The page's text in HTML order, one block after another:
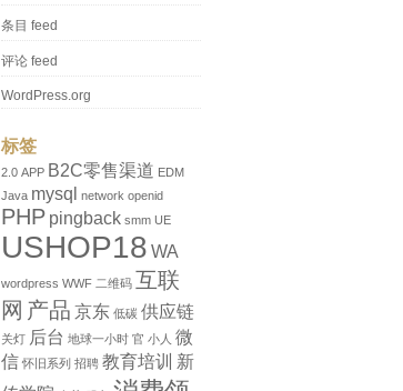
条目 feed
评论 feed
WordPress.org
标签
2.0 APP B2C零售渠道 EDM
Java mysql network openid
PHP pingback smm UE
USHOP18 WA
wordpress WWF 二维码 互联
网 产品 京东 低碳 供应链
关灯 后台 地球一小时 官 小人 微
信 怀旧系列 招聘 教育培训 新